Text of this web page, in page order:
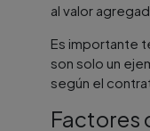
al valor
Es importante
son solo un
según el
Factores